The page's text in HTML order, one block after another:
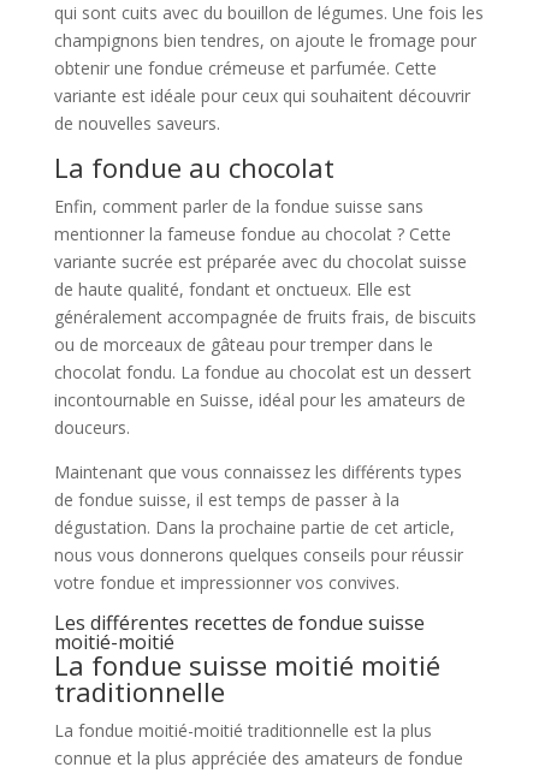
qui sont cuits avec du bouillon de légumes. Une fois les
champignons bien tendres, on ajoute le fromage pour
obtenir une fondue crémeuse et parfumée. Cette
variante est idéale pour ceux qui souhaitent découvrir
de nouvelles saveurs.
La fondue au chocolat
Enfin, comment parler de la fondue suisse sans
mentionner la fameuse fondue au chocolat ? Cette
variante sucrée est préparée avec du chocolat suisse
de haute qualité, fondant et onctueux. Elle est
généralement accompagnée de fruits frais, de biscuits
ou de morceaux de gâteau pour tremper dans le
chocolat fondu. La fondue au chocolat est un dessert
incontournable en Suisse, idéal pour les amateurs de
douceurs.
Maintenant que vous connaissez les différents types
de fondue suisse, il est temps de passer à la
dégustation. Dans la prochaine partie de cet article,
nous vous donnerons quelques conseils pour réussir
votre fondue et impressionner vos convives.
Les différentes recettes de fondue suisse
moitié-moitié
La fondue suisse moitié moitié
traditionnelle
La fondue moitié-moitié traditionnelle est la plus
connue et la plus appréciée des amateurs de fondue